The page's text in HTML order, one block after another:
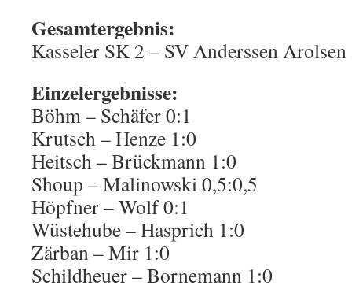
Gesamtergebnis:
Kasseler SK 2 – SV Anderssen
Einzelergebnisse:
Böhm – Schäfer 0:1
Krutsch – Henze 1:0
Heitsch – Brückmann 1:0
Shoup – Malinowski 0,5:0,5
Höpfner – Wolf 0:1
Wüstehube – Hasprich 1:0
Zärban – Mir 1:0
Schildheuer – Bornemann 1:0